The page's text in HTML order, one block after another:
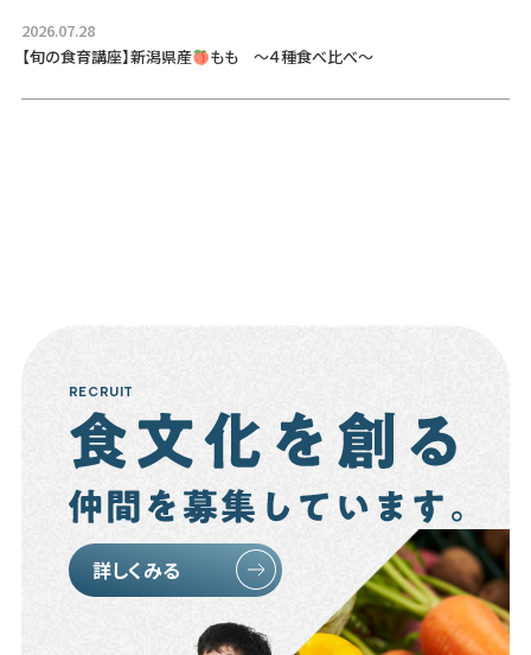
2026.07.28
【旬の食育講座】新潟県産
もも ～４種食べ比べ～
RECRUIT
詳しくみる